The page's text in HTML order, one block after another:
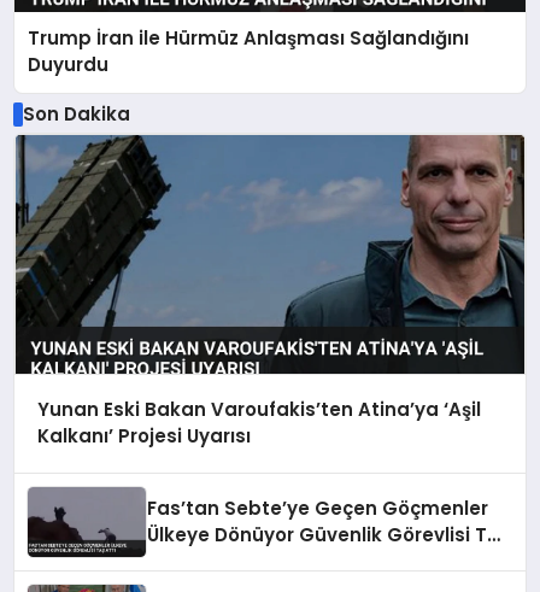
Trump İran ile Hürmüz Anlaşması Sağlandığını
Duyurdu
Son Dakika
Yunan Eski Bakan Varoufakis’ten Atina’ya ‘Aşil
Kalkanı’ Projesi Uyarısı
Fas’tan Sebte’ye Geçen Göçmenler
Ülkeye Dönüyor Güvenlik Görevlisi Taş